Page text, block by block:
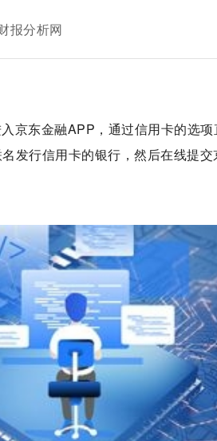
报分析网
京东金融APP，通过信用卡的选
发行信用卡的银行，然后在线提